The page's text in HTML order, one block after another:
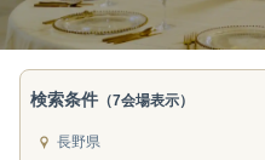
検索条件 （7会場表示）
長野県